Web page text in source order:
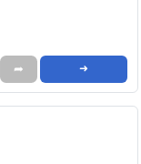
➦ ➜